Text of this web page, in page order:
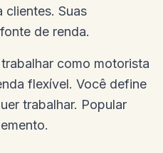
clientes. Suas
de renda.
como motorista
flexível. Você define
trabalhar. Popular